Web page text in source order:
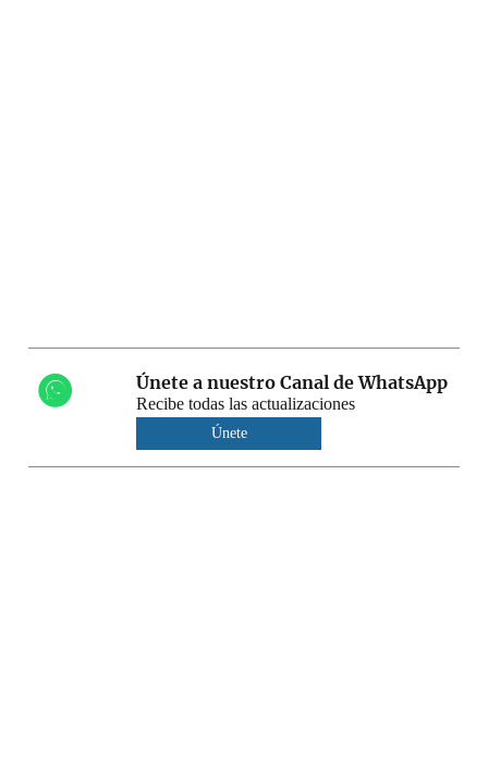
Únete a nuestro Canal de WhatsApp
Recibe todas las actualizaciones
Únete